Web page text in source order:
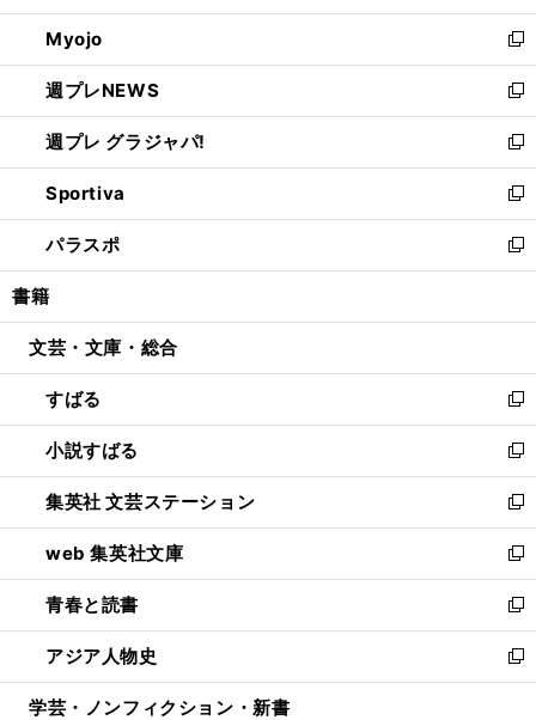
開
く
ウ
で
開
く
ン
ド
ウ
で
開
く
ウ
ィ
ン
ド
ウ
で
開
く
Myojo
新
し
い
ウ
ィ
ン
ド
ウ
で
開
週プレNEWS
新
し
い
ウ
ィ
ン
ド
ウ
開
週プレ グラジャパ!
新
し
い
ウ
ィ
ン
ウ
開
く
Sportiva
新
し
い
ウ
ン
ウ
で
開
く
パラスポ
新
し
ウ
ン
ド
ウ
で
開
く
書籍
文芸・文庫・総合
すばる
新
し
い
ウ
ィ
ン
ド
ウ
で
開
く
小説すばる
新
し
い
ウ
ィ
ン
ド
ウ
で
開
集英社 文芸ステーション
新
し
い
ウ
ィ
ン
ド
ウ
web 集英社文庫
新
し
い
ウ
ィ
ン
青春と読書
新
し
い
ウ
アジア人物史
新
し
学芸・ノンフィクション・新書